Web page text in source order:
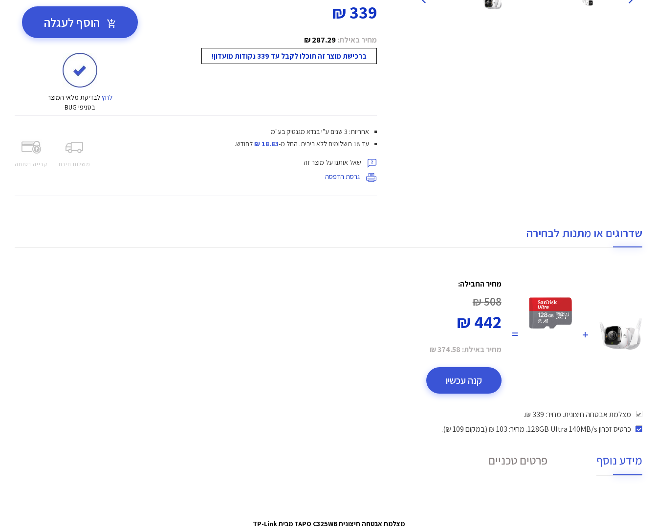
339 ₪
מחיר באילת:287.29 ₪
ברכישת מוצר זה תוכלו לקבל עד 339 נקודות מועדון!
הוסף לעגלה
לחץלבדיקת מלאי המוצר
בסניפי BUG
משלוח חינם קנייה בטוחה
אחריות: 3 שנים ע"י בנדא מגנטיק בע"מ
עד 18 תשלומים ללא ריבית.
החל מ-18.83 ₪ לחודש.
שאל אותנו על מוצר זה
גרסת הדפסה
שדרוגים או מתנות לבחירה
+
=
מחיר החבילה:
508 ₪
442 ₪
מחיר באילת: 374.58 ₪
קנה עכשיו
מצלמת אבטחה חיצונית. מחיר: 339 ₪.
כרטיס זכרון 128GB Ultra 140MB/s
. מחיר: 103 ₪ (במקום 109 ₪).
מידע נוסף פרטים טכניים
מצלמת אבטחה חיצונית TAPO C325WB מבית TP-Link